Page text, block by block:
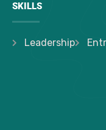
SKILLS
Leadership